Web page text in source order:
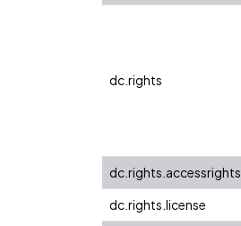
dc.rights
dc.rights.accessrights
dc.rights.license